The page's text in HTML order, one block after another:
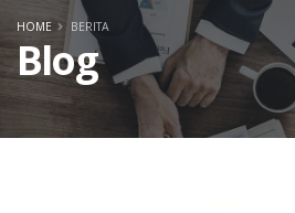
HOME BERITA
Blog